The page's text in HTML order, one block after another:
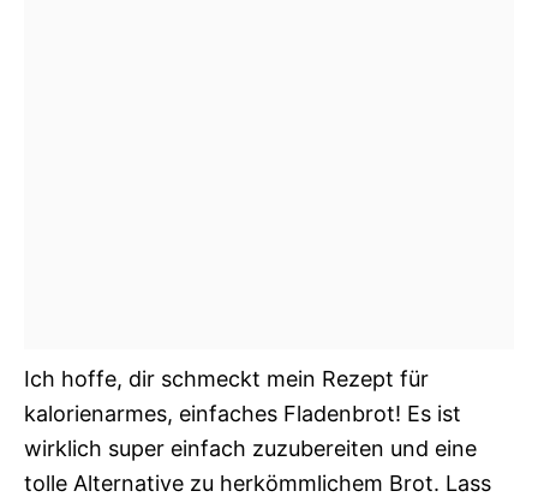
Ich hoffe, dir schmeckt mein Rezept für
kalorienarmes, einfaches Fladenbrot! Es ist
wirklich super einfach zuzubereiten und eine
tolle Alternative zu herkömmlichem Brot. Lass